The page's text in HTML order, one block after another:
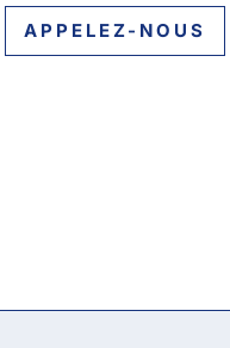
APPELEZ-NOUS